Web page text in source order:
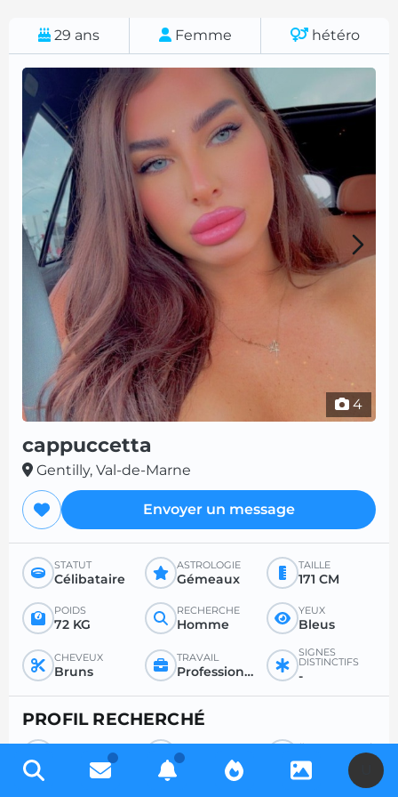
29 ans Femme hétéro
4
cappuccetta
Gentilly, Val-de-Marne
Envoyer un message
STATUT
Célibataire
ASTROLOGIE
Gémeaux
TAILLE
171 CM
POIDS
72 KG
RECHERCHE
Homme
YEUX
Bleus
CHEVEUX
Bruns
TRAVAIL
Profession libérale
SIGNES
DISTINCTIFS
-
PROFIL RECHERCHÉ
RECHERCHE
Homme
POUR
Sexe
ÂGE SOUHAITÉ